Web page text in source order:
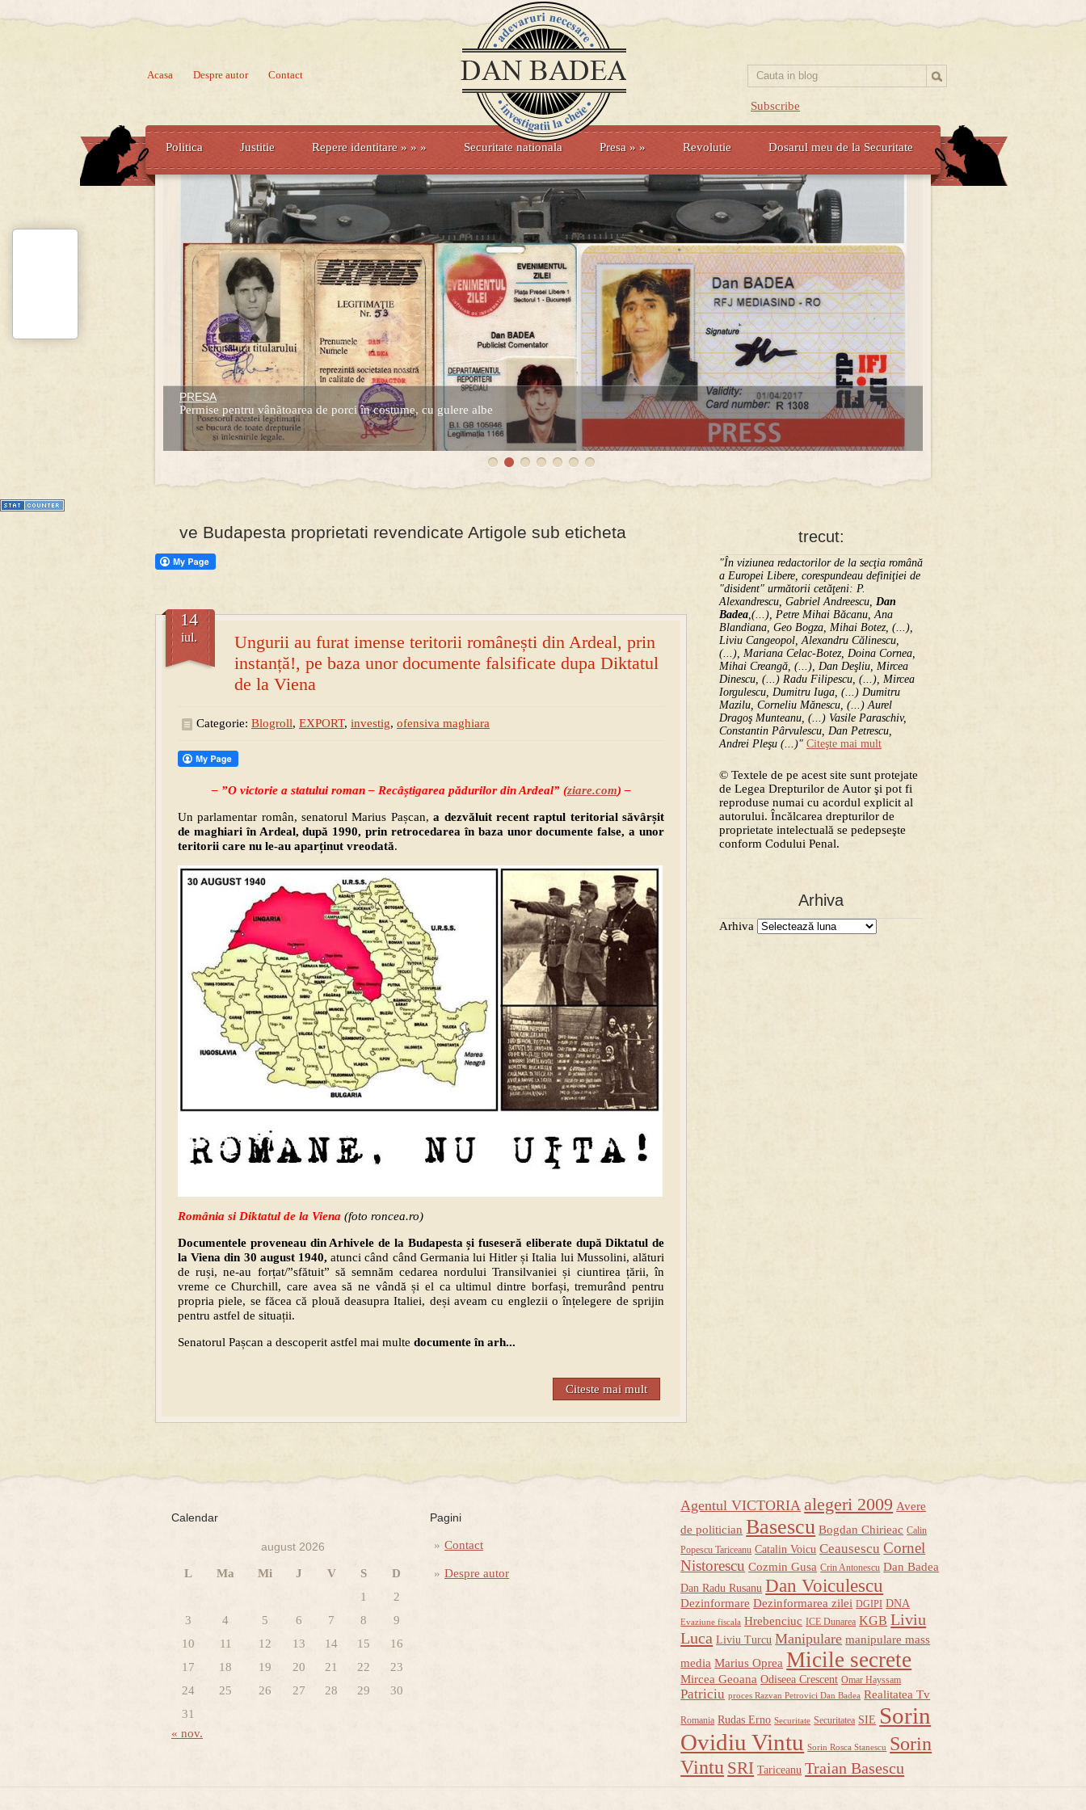
Subscribe
Acasa Despre autor Contact
Politica Justitie Repere identitare » » » Securitate nationala Presa » » Revolutie Dosarul meu de la Securitate
PRESA
Permise pentru vânătoarea de porci în costume, cu gulere albe
Prima mea carte publicata (Nemira)
Averea Presedintelui: prima lucrare despre controversatele conturi secrete ale Securitatii.
trecut:
"În viziunea redactorilor de la secţia română
a Europei Libere, corespundeau definiţiei de
"disident" următorii ce­tă­ţeni: P.
Alexandrescu, Gabriel Andreescu, Dan
Badea,(...), Petre Mihai Băcanu, Ana
Blandiana, Geo Bogza, Mihai Botez, (...),
Liviu Cangeopol, Alexandru Călinescu,
(...), Mariana Celac-Botez, Doina Cornea,
Mihai Creangă, (...), Dan Deşliu, Mircea
Dinescu, (...) Radu Filipescu, (...), Mircea
Iorgulescu, Dumitru Iuga, (...) Dumitru
Mazilu, Corneliu Mănescu, (...) Aurel
Dragoş Munteanu, (...) Vasile Paraschiv,
Constantin Pârvulescu, Dan Petrescu,
Andrei Pleşu (...)" Citeşte mai mult
© Textele de pe acest site sunt protejate
de Legea Drepturilor de Autor şi pot fi
reproduse numai cu acordul explicit al
autorului. Încălcarea drepturilor de
proprietate intelectuală se pedepseşte
conform Codului Penal.
Arhiva
Arhiva
ve Budapesta proprietati revendicate Artigole sub eticheta
Ungurii au furat imense teritorii românești din Ardeal, prin
instanță!, pe baza unor documente falsificate dupa Diktatul
de la Viena
14
iul.
Categorie: Blogroll, EXPORT, investig, ofensiva maghiara
– ”O victorie a statului roman – Recâștigarea pădurilor din Ardeal” (ziare.com) –
Un parlamentar român, senatorul Marius Pașcan,a dezvăluit recent raptul teritorial săvârșit
de maghiari în Ardeal, după 1990, prin retrocedarea în baza unor documente false, a unor
teritorii care nu le-au aparținut vreodată.
România si Diktatul de la Viena (foto roncea.ro)
Documentele proveneau din Arhivele de la Budapesta și fuseseră eliberate după Diktatul de
la Viena din 30 august 1940, atunci când când Germania lui Hitler și Italia lui Mussolini, alături
de ruși, ne-au forțat/”sfătuit” să semnăm cedarea nordului Transilvaniei și ciuntirea țării, în
vreme ce Churchill, care avea să ne vândă și el ca ultimul dintre borfași, tremurând pentru
propria piele, se făcea că plouă deasupra Italiei, deși aveam cu englezii o înțelegere de sprijin
pentru astfel de situații.
Senatorul Pașcan a descoperit astfel mai multe documente în arh...
Citeste mai mult
Calendar
august 2026
L Ma Mi J V S
D
1
2
3
4 5 6 7 8
9
10
11 12 13 14 15
16
17
18 19 20 21 22
23
24
25 26 27 28 29
30
31
« nov.
Pagini
Contact
Despre autor
Agentul VICTORIA alegeri 2009 Avere
de politician Basescu Bogdan Chirieac Calin
Popescu Tariceanu Catalin Voicu Ceausescu Cornel
Nistorescu Cozmin Gusa Crin Antonescu Dan Badea
Dan Radu Rusanu Dan Voiculescu
Dezinformare Dezinformarea zilei DGIPI DNA
Evaziune fiscala Hrebenciuc ICE Dunarea KGB Liviu
Luca Liviu Turcu Manipulare manipulare mass
media Marius Oprea Micile secrete
Mircea Geoana Odiseea Crescent Omar Hayssam
Patriciu proces Razvan Petrovici Dan Badea Realitatea Tv
Romania Rudas Erno Securitate Securitatea SIE Sorin
Ovidiu Vintu Sorin Rosca Stanescu Sorin
Vintu SRI Tariceanu Traian Basescu